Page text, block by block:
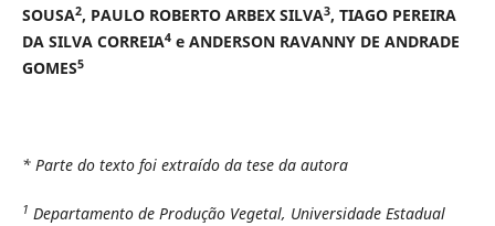
SOUSA2, PAULO ROBERTO ARBEX SILVA3, TIAGO PEREIRA
DA SILVA CORREIA4e ANDERSON RAVANNY DE ANDRADE
GOMES5
* Parte do texto foi extraído da tese da autora
1 Departamento de Produção Vegetal, Universidade Estadual